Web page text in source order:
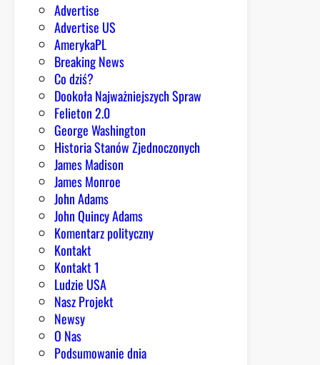
Advertise
Advertise US
AmerykaPL
Breaking News
Co dziś?
Dookoła Najważniejszych Spraw
Felieton 2.0
George Washington
Historia Stanów Zjednoczonych
James Madison
James Monroe
John Adams
John Quincy Adams
Komentarz polityczny
Kontakt
Kontakt 1
Ludzie USA
Nasz Projekt
Newsy
O Nas
Podsumowanie dnia